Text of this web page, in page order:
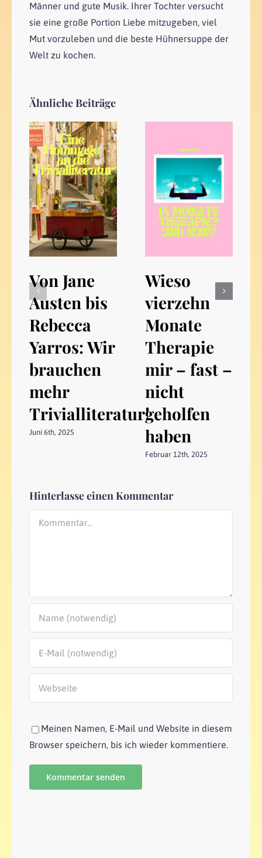
Männer und gute Musik. Ihrer Tochter versucht
sie eine große Portion Liebe mitzugeben, viel
Mut vorzuleben und die beste Hühnersuppe der
Welt zu kochen.
Ähnliche Beiträge
Von Jane
Austen bis
Rebecca
Yarros: Wir
brauchen
mehr
Trivialliteratur!
Juni 6th, 2025
Wieso
vierzehn
Monate
Therapie
mir – fast –
nicht
geholfen
haben
Februar 12th, 2025
Hinterlasse einen Kommentar
Kommentar
Meinen Namen, E-Mail und Website in diesem
Browser speichern, bis ich wieder kommentiere.